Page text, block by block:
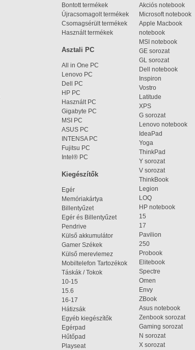
Bontott termékek
Újracsomagolt termékek
Csomagsérült termékek
Használt termékek
Akciós notebook
Microsoft notebook
Apple Macbook
notebook
MSI notebook
GE sorozat
GL sorozat
Dell notebook
Inspiron
Vostro
Latitude
XPS
G sorozat
Lenovo notebook
IdeaPad
Yoga
ThinkPad
Y sorozat
V sorozat
ThinkBook
Legion
LOQ
HP notebook
15
17
Pavilion
250
Probook
Elitebook
Spectre
Omen
Envy
ZBook
Asus notebook
Zenbook sorozat
Gaming sorozat
N sorozat
X sorozat
Asztali PC
All in One PC
Lenovo PC
Dell PC
HP PC
Használt PC
Gigabyte PC
MSI PC
ASUS PC
INTENSA PC
Fujitsu PC
Intel® PC
Kiegészítők
Egér
Memóriakártya
Billentyűzet
Egér és Billentyűzet
Pendrive
Külső akkumulátor
Gamer Székek
Külső merevlemez
Mobiltelefon Tartozékok
Táskák / Tokok
10-15
15.6
16-17
Hátizsák
Egyéb kiegészítők
Egérpad
Hűtőpad
Playseat